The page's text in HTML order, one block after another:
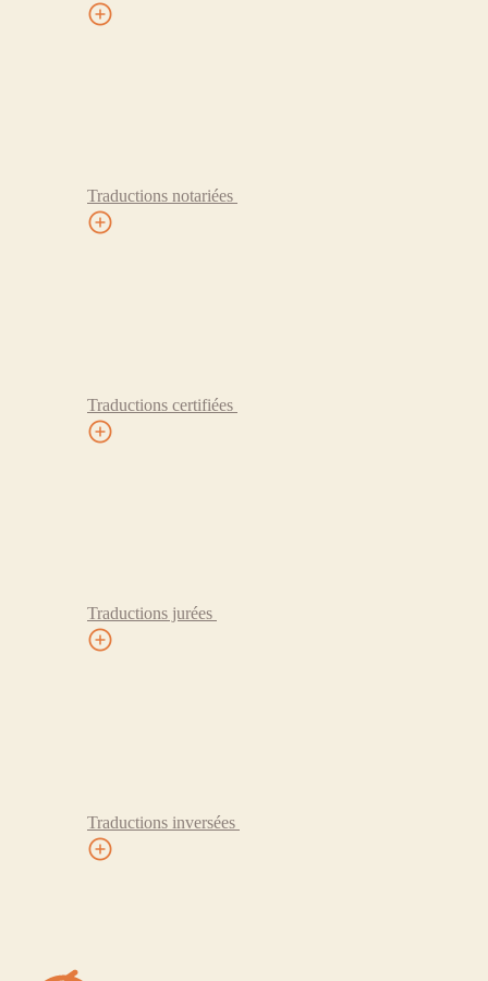
Traductions notariées
Traductions certifiées
Traductions jurées
Traductions inversées